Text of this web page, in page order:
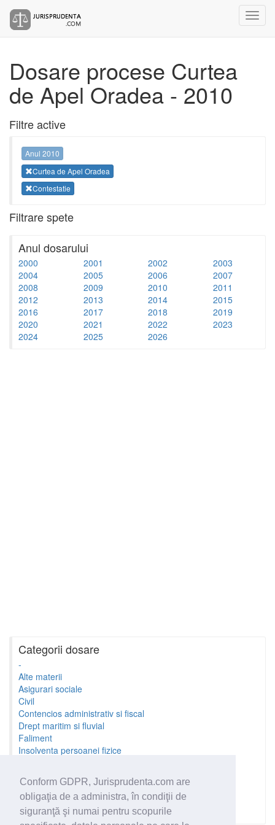
Conform GDPR, Jurisprudenta.com are
obligaţia de a administra, în condiţii de
siguranţă şi numai pentru scopurile
Dosare procese Curtea
de Apel Oradea - 2010
Filtre active
Anul 2010
Curtea de Apel Oradea
Contestatie
Filtrare spete
Anul dosarului
2000 2001 2002
2003
2004
2005 2006
2007
2008
2009 2010
2011
2012
2013 2014
2015
2016
2017 2018
2019
2020
2021 2022
2023
2024
2025 2026
Categorii dosare
-
Alte materii
Asigurari sociale
Civil
Contencios administrativ si fiscal
Drept maritim si fluvial
Faliment
Insolventa persoanei fizice
Minori si familie
Penal
Proprietate Intelectuala